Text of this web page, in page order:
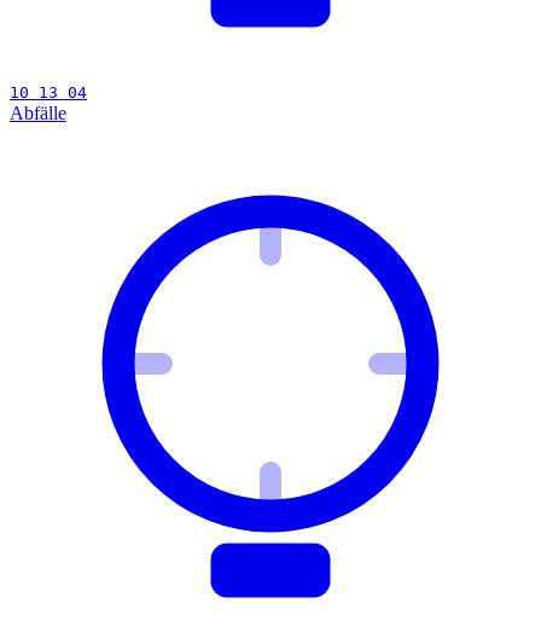
10 13 04
Abfälle